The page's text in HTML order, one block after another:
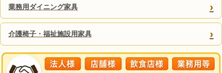
業務用ダイニング家具 ›
介護椅子・福祉施設用家具 ›